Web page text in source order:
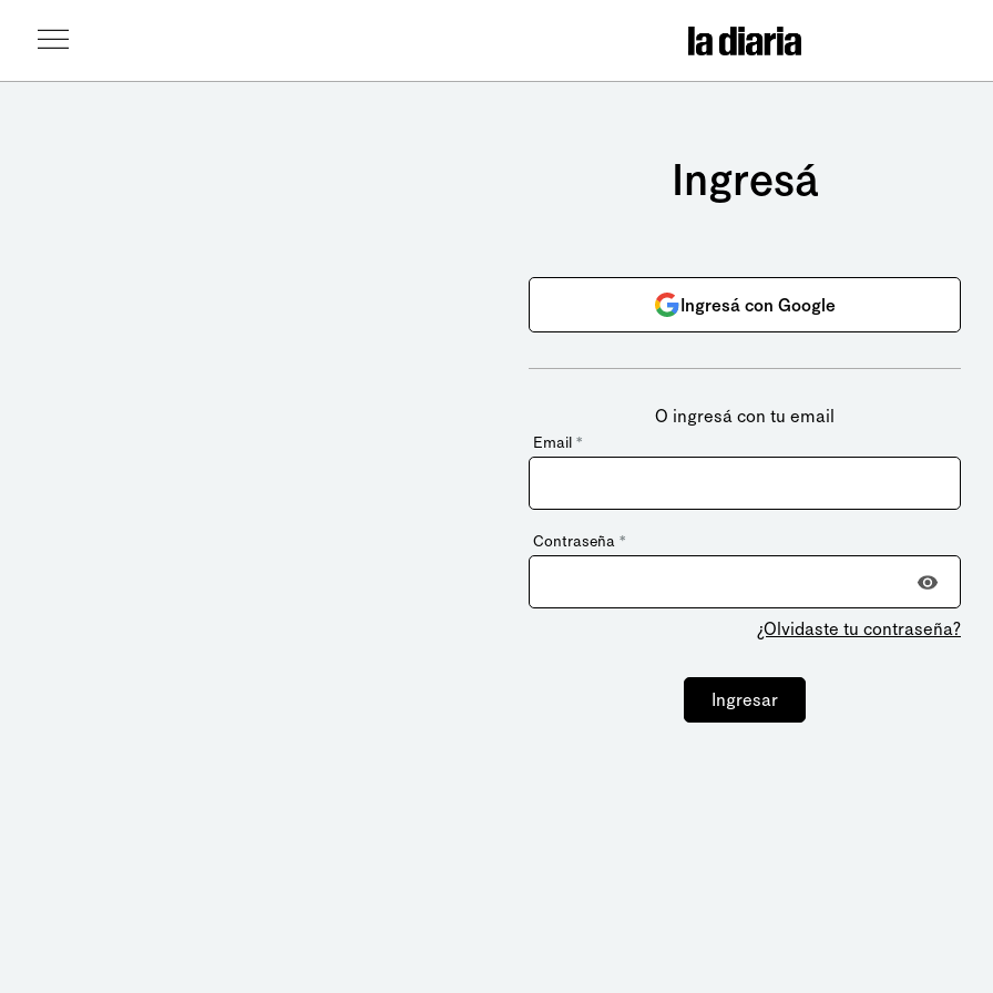
Ingresá
Ingresá con Google
O ingresá con tu email
Email *
Contraseña *
¿Olvidaste tu contraseña?
Ingresar